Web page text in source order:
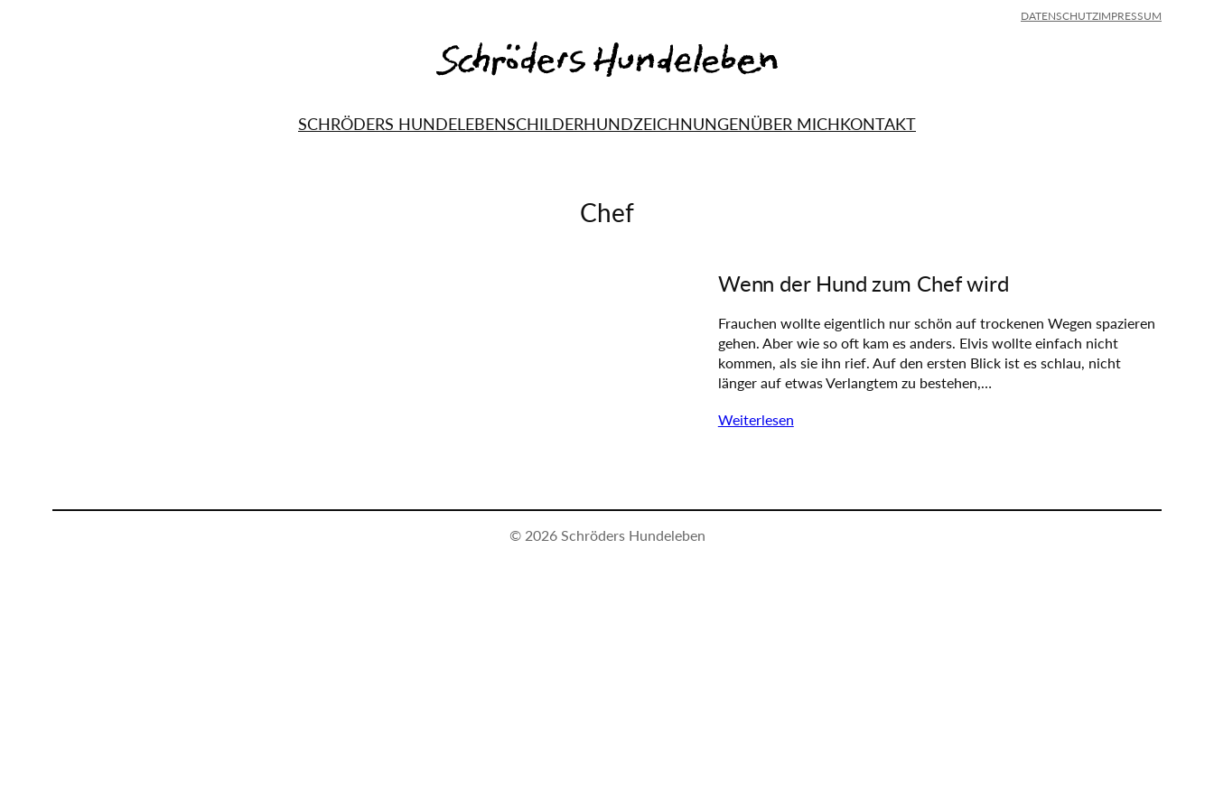
DATENSCHUTZIMPRESSUM
SCHRÖDERS HUNDELEBENSCHILDERHUNDZEICHNUNGENÜBER MICHKONTAKT
Chef
Wenn der Hund zum Chef wird
Frauchen wollte eigentlich nur schön auf trockenen Wegen spazieren
gehen. Aber wie so oft kam es anders. Elvis wollte einfach nicht
kommen, als sie ihn rief. Auf den ersten Blick ist es schlau, nicht
länger auf etwas Verlangtem zu bestehen,…
Weiterlesen
© 2026 Schröders Hundeleben